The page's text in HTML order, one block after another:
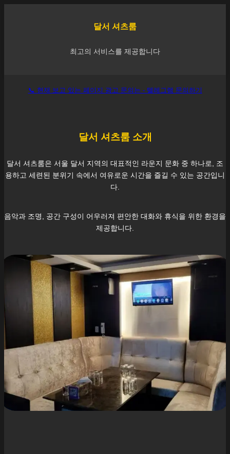
달서 셔츠룸
최고의 서비스를 제공합니다
📞 현재 보고 있는 페이지 광고 문의는 - 텔레그램 문의하기
달서 셔츠룸 소개
달서 셔츠룸은 서울 달서 지역의 대표적인 라운지 문화 중 하나로, 조
용하고 세련된 분위기 속에서 여유로운 시간을 즐길 수 있는 공간입니
다.
음악과 조명, 공간 구성이 어우러져 편안한 대화와 휴식을 위한 환경을
제공합니다.